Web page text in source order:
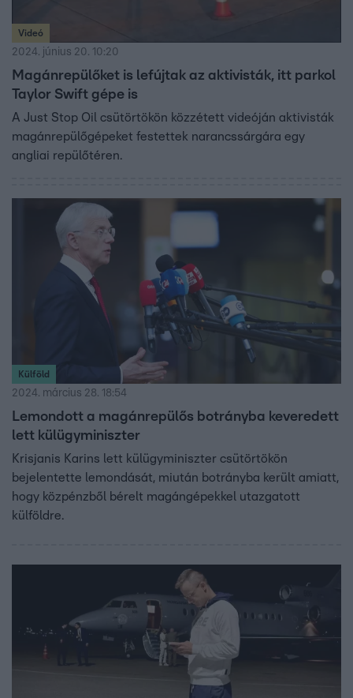
Videó
2024. június 20. 10:20
Magánrepülőket is lefújtak az aktivisták, itt parkol
Taylor Swift gépe is
A Just Stop Oil csütörtökön közzétett videóján aktivisták
magánrepülőgépeket festettek narancssárgára egy
angliai repülőtéren.
Külföld
2024. március 28. 18:54
Lemondott a magánrepülős botrányba keveredett
lett külügyminiszter
Krisjanis Karins lett külügyminiszter csütörtökön
bejelentette lemondását, miután botrányba került amiatt,
hogy közpénzből bérelt magángépekkel utazgatott
külföldre.